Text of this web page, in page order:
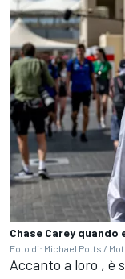
Chase Carey
Foto di: Michael Potts /
Accanto a loro , è